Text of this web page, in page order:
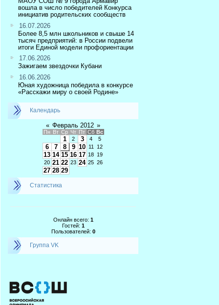
вошла в число победителей Конкурса
инициатив родительских сообществ
16.07.2026
Более 8,5 млн школьников и свыше 14
тысяч предприятий: в России подвели
итоги Единой модели профориентации
17.06.2026
Зажигаем звездочки Кубани
16.06.2026
Юная художница победила в конкурсе
«Расскажи миру о своей Родине»
Календарь
« Февраль 2012 »
Пн Вт Ср Чт Пт Сб Вс
1 2 3 4 5
6 7 8 9 10 11 12
13 14 15 16 17 18 19
20 21 22 23 24 25 26
27 28 29
Статистика
Онлайн всего: 1
Гостей: 1
Пользователей: 0
Группа VK